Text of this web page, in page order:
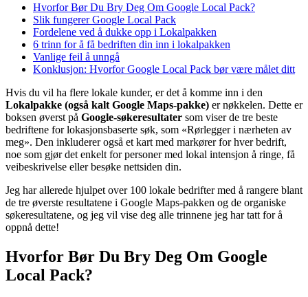
Hvorfor Bør Du Bry Deg Om Google Local Pack?
Slik fungerer Google Local Pack
Fordelene ved å dukke opp i Lokalpakken
6 trinn for å få bedriften din inn i lokalpakken
Vanlige feil å unngå
Konklusjon: Hvorfor Google Local Pack bør være målet ditt
Hvis du vil ha flere lokale kunder, er det å komme inn i den
Lokalpakke (også kalt Google Maps-pakke) er nøkkelen. Dette er
boksen øverst på Google-søkeresultater som viser de tre beste
bedriftene for lokasjonsbaserte søk, som «Rørlegger i nærheten av
meg». Den inkluderer også et kart med markører for hver bedrift,
noe som gjør det enkelt for personer med lokal intensjon å ringe, få
veibeskrivelse eller besøke nettsiden din.
Jeg har allerede hjulpet over 100 lokale bedrifter med å rangere blant
de tre øverste resultatene i Google Maps-pakken og de organiske
søkeresultatene, og jeg vil vise deg alle trinnene jeg har tatt for å
oppnå dette!
Hvorfor Bør Du Bry Deg Om Google
Local Pack?